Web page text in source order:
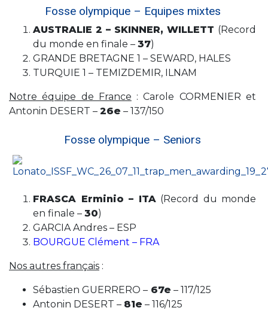
Fosse olympique – Equipes mixtes
AUSTRALIE 2 – SKINNER, WILLETT (Record
du monde en finale – 37)
GRANDE BRETAGNE 1 – SEWARD, HALES
TURQUIE 1 – TEMIZDEMIR, ILNAM
Notre équipe de France : Carole CORMENIER et
Antonin DESERT – 26e – 137/150
Fosse olympique – Seniors
FRASCA Erminio – ITA(Record du monde
en finale – 30)
GARCIA Andres – ESP
BOURGUE Clément – FRA
Nos autres français :
Sébastien GUERRERO – 67e – 117/125
Antonin DESERT – 81e – 116/125